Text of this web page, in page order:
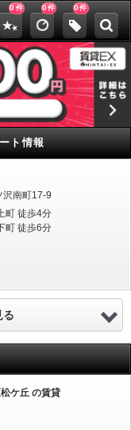
0 件 0件 0件
ト情報
沢南町17-9
町 徒歩4分
町 徒歩6分
る
ケ丘 の賃貸